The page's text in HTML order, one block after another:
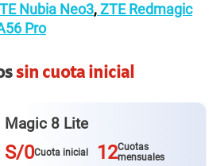
Nubia Neo3,ZTE Redmagic
Pro
sin cuota inicial
Galaxy A57
S/0Cuota inicial 12Cuotas
mensuales